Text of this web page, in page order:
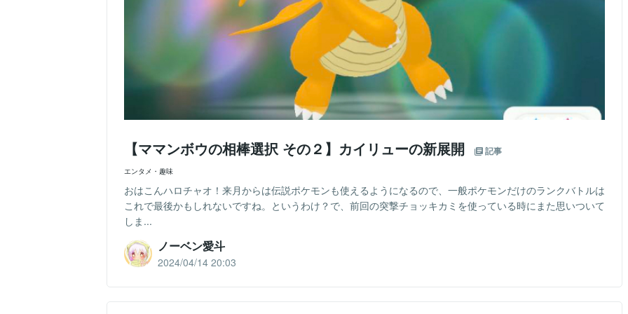
【ママンボウの相棒選択 その２】カイリューの新展開 記事
エンタメ・趣味
おはこんハロチャオ！来月からは伝説ポケモンも使えるようになるので、一般ポケモンだけのランクバトルは
これで最後かもしれないですね。というわけ？で、前回の突撃チョッキカミを使っている時にまた思いついて
しま...
ノーベン愛斗
2024/04/14 20:03